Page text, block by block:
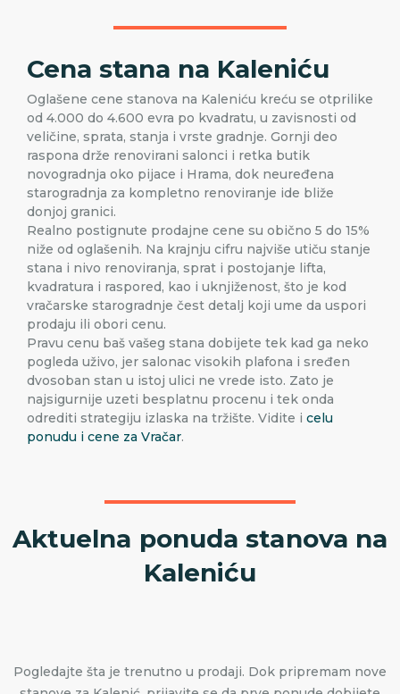
Cena stana na Kaleniću
Oglašene cene stanova na Kaleniću kreću se otprilike
od 4.000 do 4.600 evra po kvadratu, u zavisnosti od
veličine, sprata, stanja i vrste gradnje. Gornji deo
raspona drže renovirani salonci i retka butik
novogradnja oko pijace i Hrama, dok neuređena
starogradnja za kompletno renoviranje ide bliže
donjoj granici.
Realno postignute prodajne cene su obično 5 do 15%
niže od oglašenih. Na krajnju cifru najviše utiču stanje
stana i nivo renoviranja, sprat i postojanje lifta,
kvadratura i raspored, kao i uknjiženost, što je kod
vračarske starogradnje čest detalj koji ume da uspori
prodaju ili obori cenu.
Pravu cenu baš vašeg stana dobijete tek kad ga neko
pogleda uživo, jer salonac visokih plafona i sređen
dvosoban stan u istoj ulici ne vrede isto. Zato je
najsigurnije uzeti besplatnu procenu i tek onda
odrediti strategiju izlaska na tržište. Vidite i celu
ponudu i cene za Vračar.
Aktuelna ponuda stanova na
Kaleniću
Pogledajte šta je trenutno u prodaji. Dok pripremam nove